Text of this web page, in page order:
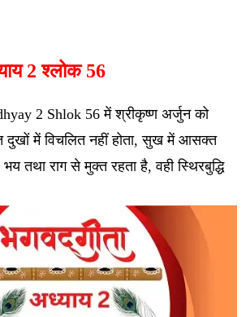
2 श्लोक 56
2 Shlok 56 में श्रीकृष्ण अर्जुन को
दुखों में विचलित नहीं होता, सुख में आसक्त
तथा राग से मुक्त रहता है, वही स्थिरबुद्धि